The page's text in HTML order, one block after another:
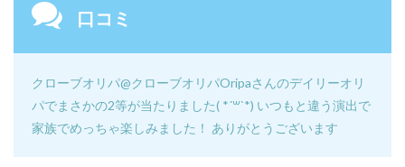
口コミ
クローブオリパ@クローブオリパOripaさんのデイリーオリ
パでまさかの2等が当たりました( *´꒳`*) いつもと違う演出で
家族でめっちゃ楽しみました！ ありがとうございます